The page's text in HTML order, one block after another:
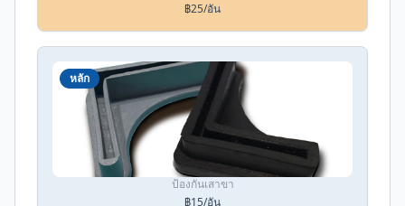
฿25/อัน
หลัก
ยางรอง
ป้องกันเสาขา
฿15/อัน